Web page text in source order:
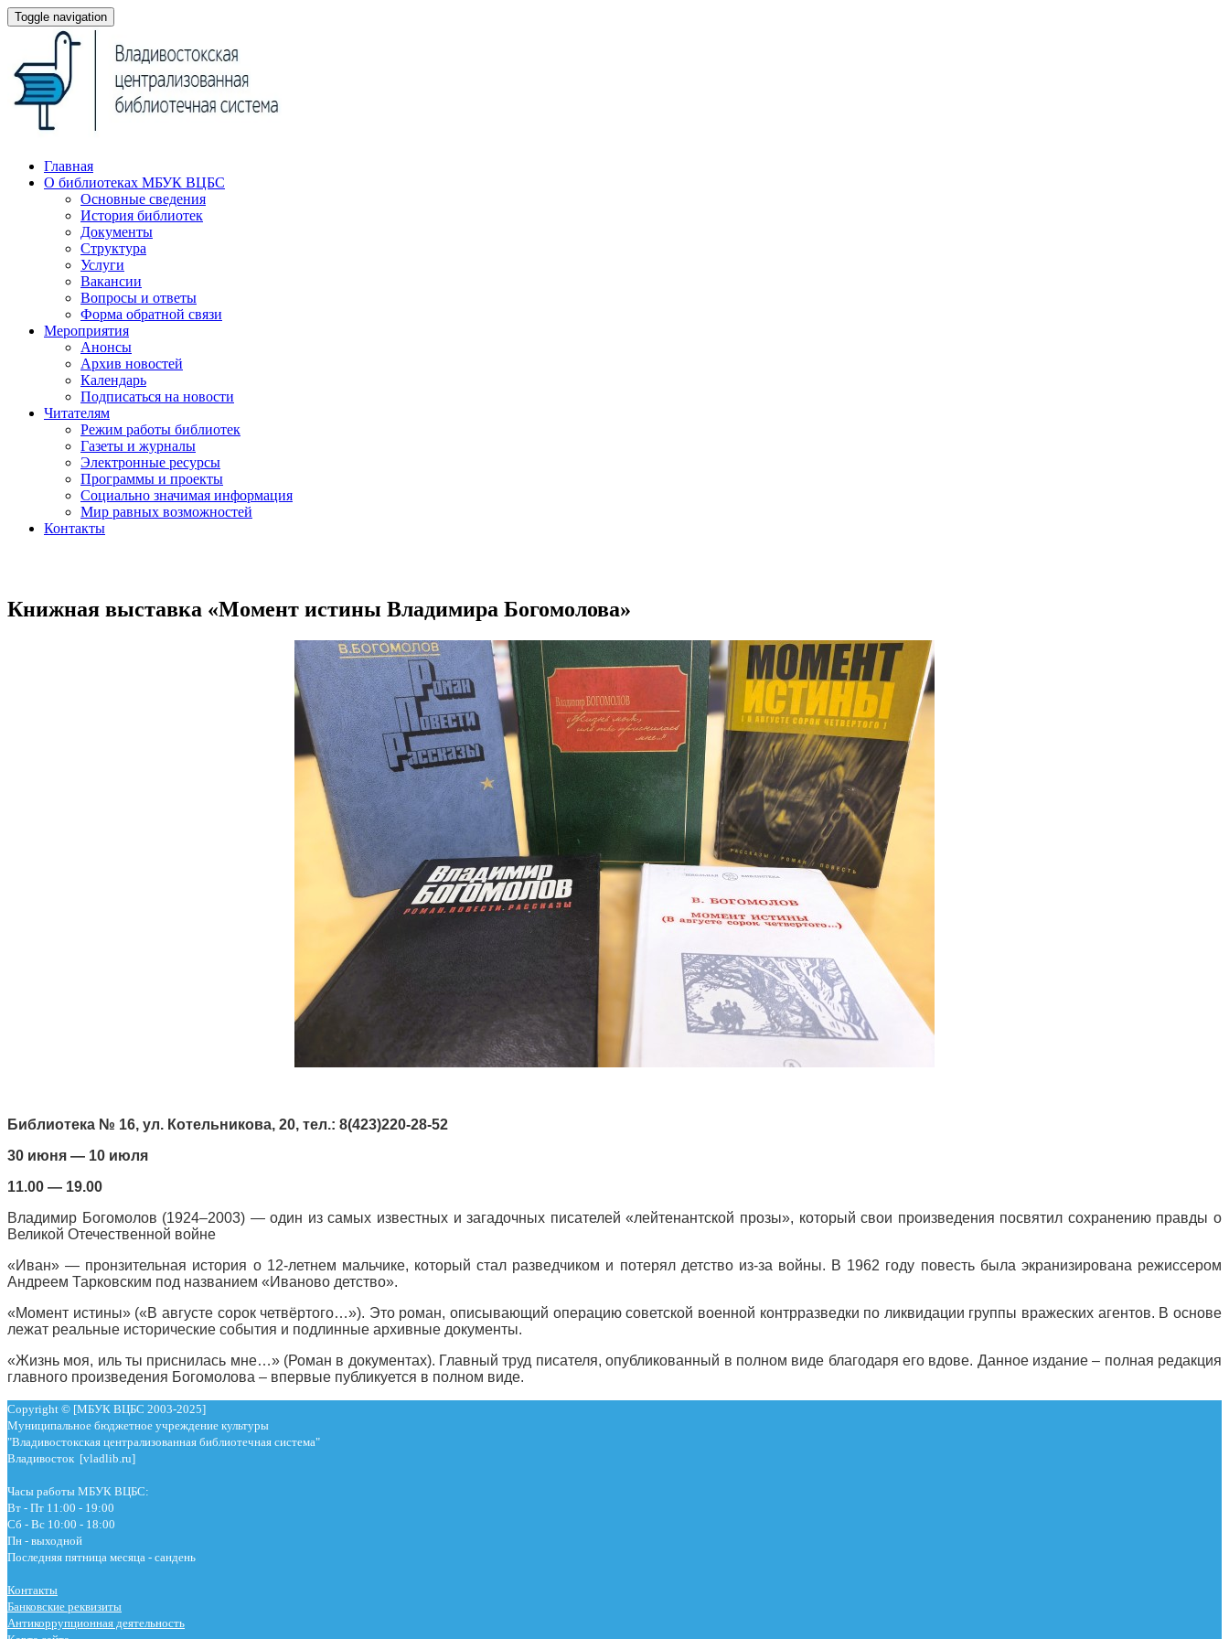
Toggle navigation
Главная
О библиотеках МБУК ВЦБС
Основные сведения
История библиотек
Документы
Структура
Услуги
Вакансии
Вопросы и ответы
Форма обратной связи
Мероприятия
Анонсы
Архив новостей
Календарь
Подписаться на новости
Читателям
Режим работы библиотек
Газеты и журналы
Электронные ресурсы
Программы и проекты
Социально значимая информация
Мир равных возможностей
Контакты
Книжная выставка «Момент истины Владимира Богомолова»
Библиотека № 16, ул. Котельникова, 20, тел.: 8(423)220-28-52
30 июня — 10 июля
11.00 — 19.00
Владимир Богомолов (1924–2003) — один из самых известных и загадочных писателей «лейтенантской прозы», который свои произведения посвятил сохранению правды о
Великой Отечественной войне
«Иван» — пронзительная история о 12-летнем мальчике, который стал разведчиком и потерял детство из-за войны. В 1962 году повесть была экранизирована режиссером
Андреем Тарковским под названием «Иваново детство».
«Момент истины» (⁠«В августе сорок четвёртого…»). Это роман, описывающий операцию советской военной контрразведки по ликвидации группы вражеских агентов. В основе
лежат реальные исторические события и подлинные архивные документы.
«Жизнь моя, иль ты приснилась мне…» (Роман в документах). Главный труд писателя, опубликованный в полном виде благодаря его вдове. Данное издание – полная редакция
главного произведения Богомолова – впервые публикуется в полном виде.
Copyright © [МБУК ВЦБС 2003-2025]
Муниципальное бюджетное учреждение культуры
"Владивостокская централизованная библиотечная система"
Владивосток [vladlib.ru]
Часы работы МБУК ВЦБС:
Вт - Пт 11:00 - 19:00
Сб - Вс 10:00 - 18:00
Пн - выходной
Последняя пятница месяца - сандень
Контакты
Банковские реквизиты
Антикоррупционная деятельность